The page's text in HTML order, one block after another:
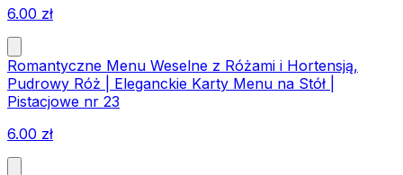
6.00 zł
Romantyczne Menu Weselne z Różami i Hortensją,
Pudrowy Róż | Eleganckie Karty Menu na Stół |
Pistacjowe nr 23
6.00 zł